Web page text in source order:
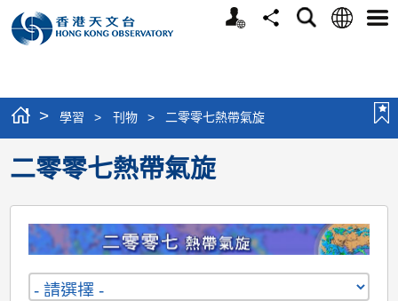
個
分
搜
語
選
> 學習 > 刊物 > 二零零七熱帶氣旋
二零零七熱帶氣旋